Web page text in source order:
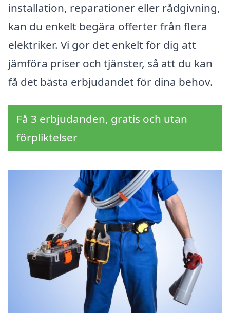
installation, reparationer eller rådgivning,
kan du enkelt begära offerter från flera
elektriker. Vi gör det enkelt för dig att
jämföra priser och tjänster, så att du kan
få det bästa erbjudandet för dina behov.
Få 3 erbjudanden, gratis och utan
förpliktelser